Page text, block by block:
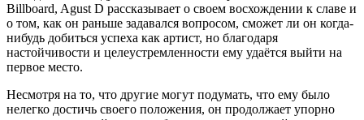
Billboard, Agust D рассказывает о своем восхождении к славе и
о том, как он раньше задавался вопросом, сможет ли он когда-
нибудь добиться успеха как артист, но благодаря
настойчивости и целеустремленности ему удаётся выйти на
первое место.
Несмотря на то, что другие могут подумать, что ему было
нелегко достичь своего положения, он продолжает упорно